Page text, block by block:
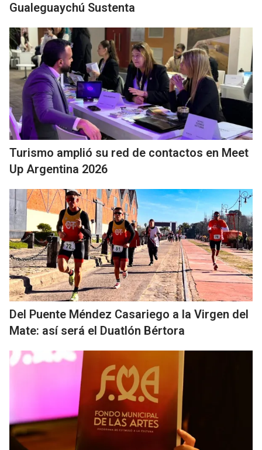
Gualeguaychú Sustenta
Turismo amplió su red de contactos en Meet
Up Argentina 2026
Del Puente Méndez Casariego a la Virgen del
Mate: así será el Duatlón Bértora